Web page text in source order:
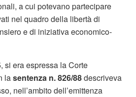
a cui potevano partecipare
nel quadro della libertà di
e di iniziativa economico-
si era espressa la Corte
lasentenza n. 826/88descriveva
nell’ambito dell’emittenza